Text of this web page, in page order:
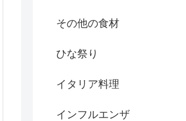
その他の食材
ひな祭り
イタリア料理
インフルエンザ